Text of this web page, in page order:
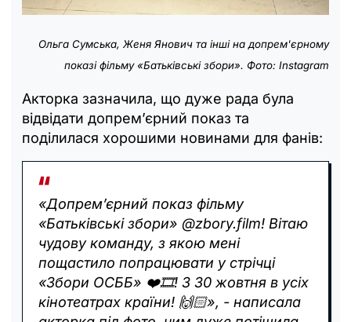
Ольга Сумська, Женя Янович та інші на допрем'єрному
показі фільму «Батьківські збори». Фото: Instagram
Акторка зазначила, що дуже рада була
відвідати допрем’єрний показ та
поділилася хорошими новинами для фанів:
«Допремʼєрний показ фільму
«Батьківські збори» @zbory.film! Вітаю
чудову команду, з якою мені
пощастило попрацювати у стрічці
«Збори ОСББ» ❤️🎞️! З 30 жовтня в усіх
кінотеатрах країни! 🙌🏻», - написала